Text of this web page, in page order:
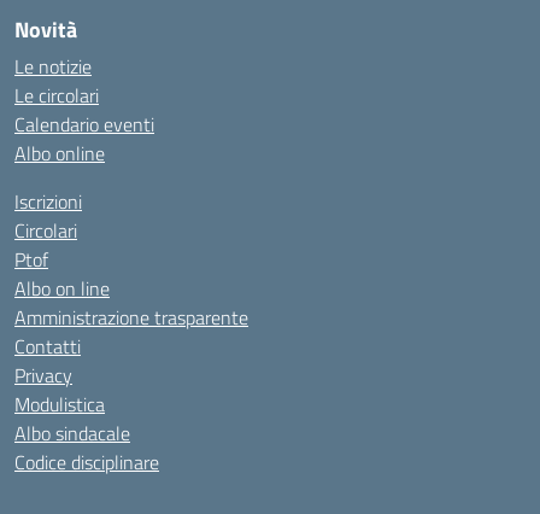
Novità
Le notizie
Le circolari
Calendario eventi
Albo online
Iscrizioni
Circolari
Ptof
Albo on line
Amministrazione trasparente
Contatti
Privacy
Modulistica
Albo sindacale
Codice disciplinare